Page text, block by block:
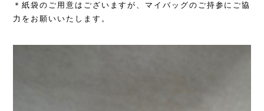
＊紙袋のご用意はございますが、マイバッグのご持参にご協
力をお願いいたします。